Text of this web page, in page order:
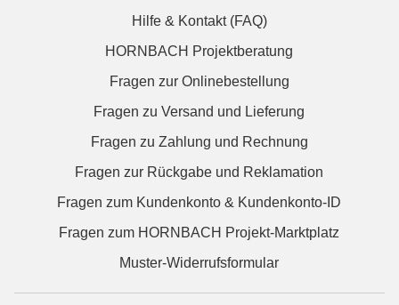
Hilfe & Kontakt (FAQ)
HORNBACH Projektberatung
Fragen zur Onlinebestellung
Fragen zu Versand und Lieferung
Fragen zu Zahlung und Rechnung
Fragen zur Rückgabe und Reklamation
Fragen zum Kundenkonto & Kundenkonto-ID
Fragen zum HORNBACH Projekt-Marktplatz
Muster-Widerrufsformular